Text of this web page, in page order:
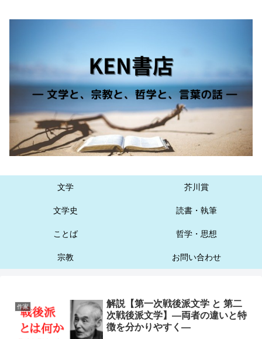
文学 芥川賞
文学史 読書・執筆
ことば 哲学・思想
宗教 お問い合わせ
作家
解説【第一次戦後派文学 と 第二
次戦後派文学】―両者の違いと特
徴を分かりやすく―